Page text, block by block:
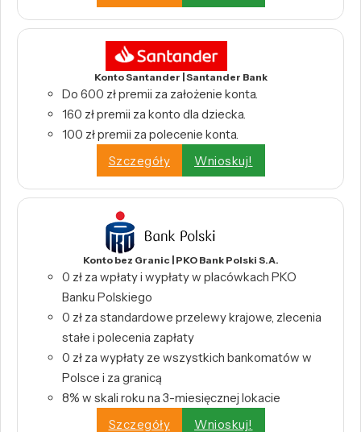
Konto Santander | Santander Bank
Do 600 zł premii za założenie konta.
160 zł premii za konto dla dziecka.
100 zł premii za polecenie konta.
Szczegóły
Wnioskuj!
Konto bez Granic | PKO Bank Polski S.A.
0 zł za wpłaty i wypłaty w placówkach PKO
Banku Polskiego
0 zł za standardowe przelewy krajowe, zlecenia
stałe i polecenia zapłaty
0 zł za wypłaty ze wszystkich bankomatów w
Polsce i za granicą
8% w skali roku na 3-miesięcznej lokacie
Szczegóły
Wnioskuj!